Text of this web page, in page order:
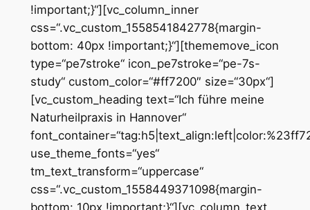
!important;}“][vc_column_inner
css=“.vc_custom_1558541842778{margin-
bottom: 40px !important;}“][thememove_icon
type=“pe7stroke“ icon_pe7stroke=“pe-7s-
study“ custom_color=“#ff7200″ size=“30px“]
[vc_custom_heading text=“Ich führe meine
Naturheilpraxis in Hannover“
use_theme_fonts=“yes“
tm_text_transform=“uppercase“
css=“.vc_custom_1558449371098{margin-